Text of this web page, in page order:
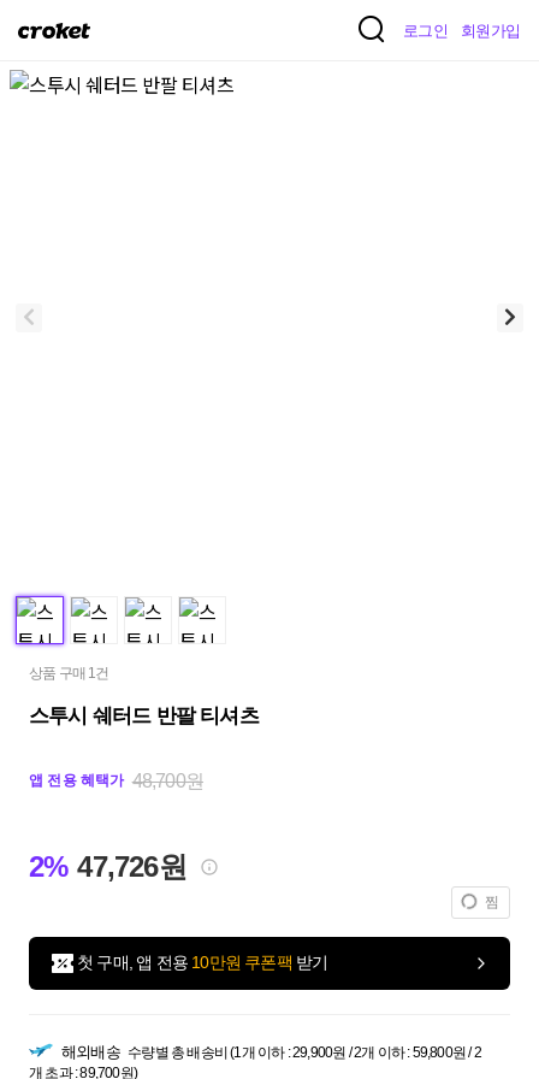
크
켓
로그인 회원가입
상품 구매 1건
스투시 쉐터드 반팔 티셔츠
앱 전용 혜택가 48,700원
2% 47,726원
찜
첫 구매, 앱 전용 10만원 쿠폰팩 받기
해외배송 수량별 총 배송비 (1개 이하 : 29,900원 / 2개 이하 : 59,800원 / 2
개 초과 : 89,700원)